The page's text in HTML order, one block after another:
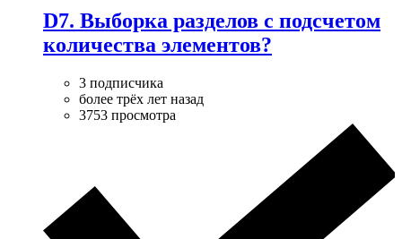
D7. Выборка разделов с подсчетом
количества элементов?
3 подписчика
более трёх лет назад
3753 просмотра